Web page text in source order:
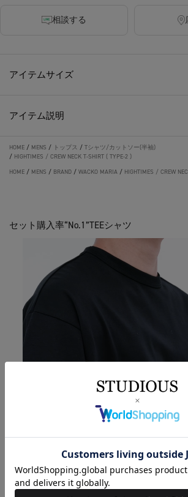
相談する
アイテムサイズ
アイテム説明
HOME / MENS / トップス / Tシャツ/カットソー(半袖)
/ HIGHTIMES / CREW NECK T-SHIRT ( TYPE-2 )
HOME / MENS / BRAND / WACKO MARIA / HIGHTIMES / CREW
セット購入率“No.1”TEEシャツ